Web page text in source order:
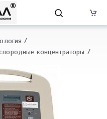
концентраторы